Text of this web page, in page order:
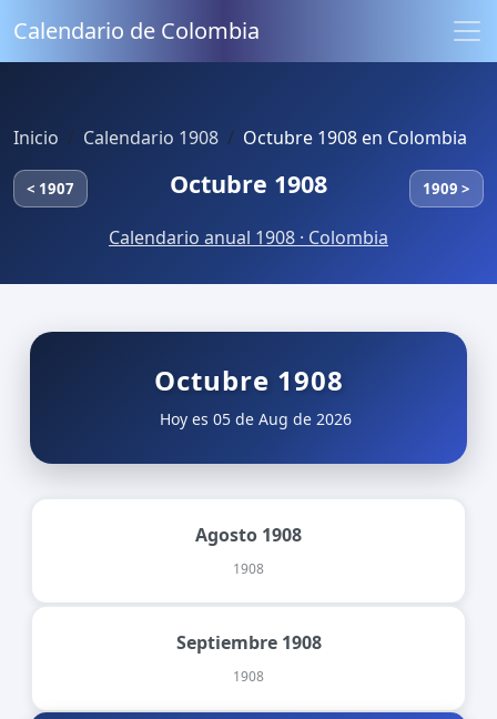
Calendario de Colombia
Inicio Calendario 1908 Octubre 1908 en Colombia
< 1907 Octubre 1908 1909 >
Calendario anual 1908 · Colombia
Octubre 1908
Hoy es 05 de Aug de 2026
Agosto 1908
1908
Septiembre 1908
1908